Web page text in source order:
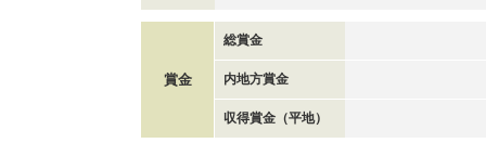
賞金
総賞金
内地方賞金
収得賞金（平地）